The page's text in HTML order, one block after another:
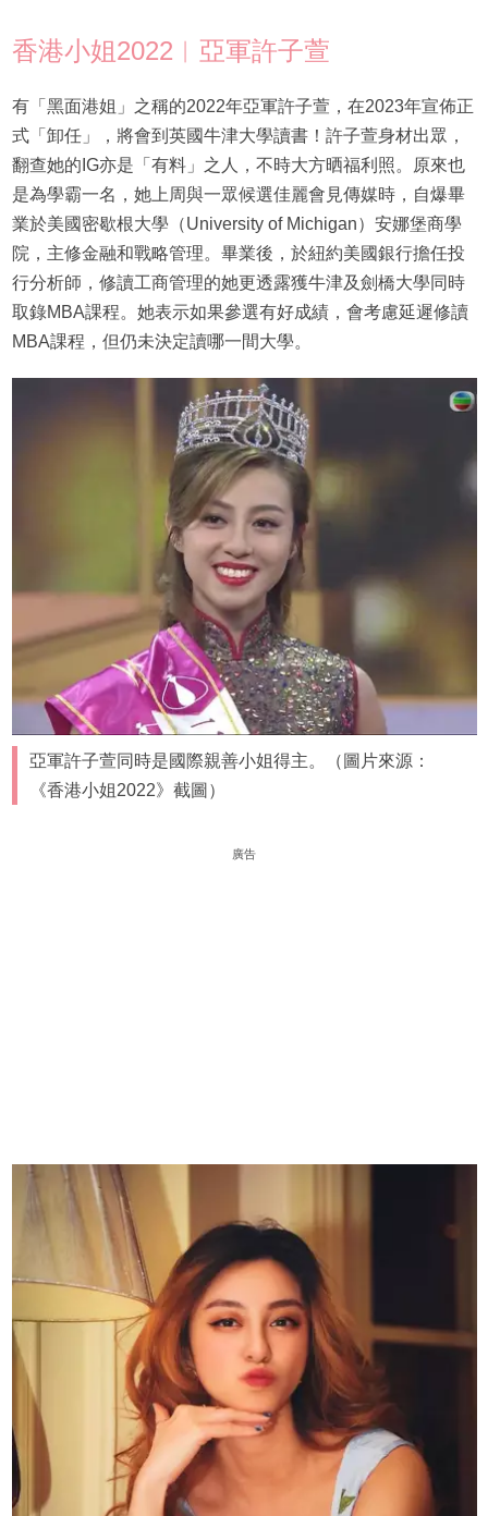
香港小姐2022︱亞軍許子萱
有「黑面港姐」之稱的2022年亞軍許子萱，在2023年宣佈正
式「卸任」，將會到英國牛津大學讀書！許子萱身材出眾，
翻查她的IG亦是「有料」之人，不時大方晒福利照。原來也
是為學霸一名，她上周與一眾候選佳麗會見傳媒時，自爆畢
業於美國密歇根大學（University of Michigan）安娜堡商學
院，主修金融和戰略管理。畢業後，於紐約美國銀行擔任投
行分析師，修讀工商管理的她更透露獲牛津及劍橋大學同時
取錄MBA課程。她表示如果參選有好成績，會考慮延遲修讀
MBA課程，但仍未決定讀哪一間大學。
亞軍許子萱同時是國際親善小姐得主。（圖片來源：
《香港小姐2022》截圖）
廣告